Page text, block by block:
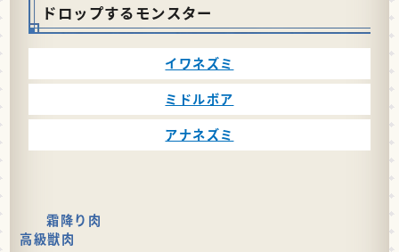
ドロップするモンスター
イワネズミ
ミドルボア
アナネズミ
霜降り肉
高級獣肉